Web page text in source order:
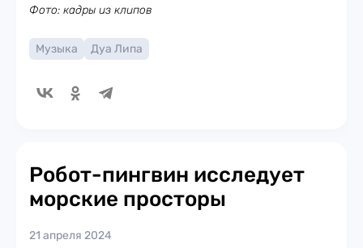
Фото: кадры из клипов
Музыка Дуа Липа
Робот-пингвин исследует
морские просторы
21 апреля 2024